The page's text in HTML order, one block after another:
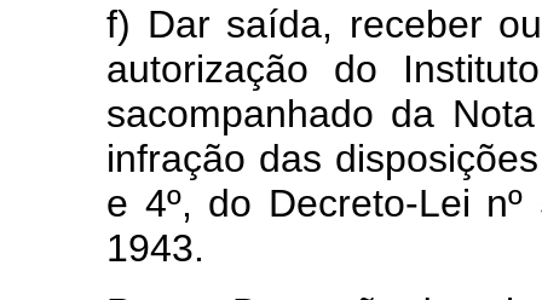
f) Dar saída, receber
autorização do
sacompanhado da
infração das
e 4º, do Decreto-Lei
1943.